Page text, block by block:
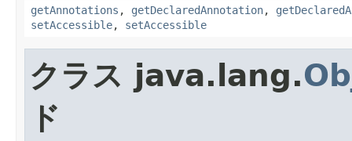
getAnnotations , getDeclaredAnnotation,
setAccessible, setAccessible
クラス java.lang.
ド